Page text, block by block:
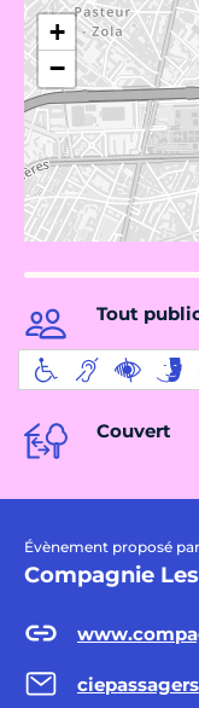
+
−
Tout
Couvert
Évènement proposé
Compagnie